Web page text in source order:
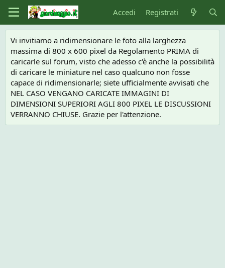
Accedi Registrati
Vi invitiamo a ridimensionare le foto alla larghezza
massima di 800 x 600 pixel da Regolamento PRIMA di
caricarle sul forum, visto che adesso c'è anche la possibilità
di caricare le miniature nel caso qualcuno non fosse
capace di ridimensionarle; siete ufficialmente avvisati che
NEL CASO VENGANO CARICATE IMMAGINI DI
DIMENSIONI SUPERIORI AGLI 800 PIXEL LE DISCUSSIONI
VERRANNO CHIUSE. Grazie per l'attenzione.